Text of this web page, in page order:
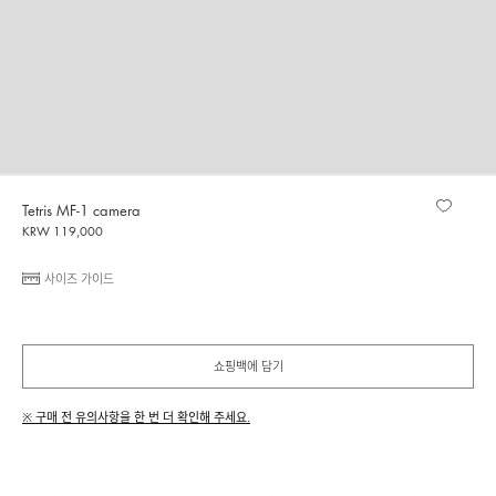
Tetris MF-1 camera
KRW 119,000
사이즈 가이드
쇼핑백에 담기
※ 구매 전 유의사항을 한 번 더 확인해 주세요.